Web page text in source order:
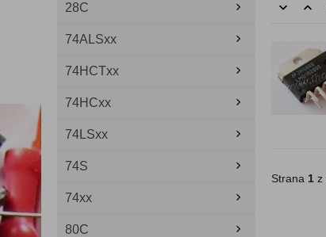
28C
74ALSxx
74HCTxx
74HCxx
74LSxx
74S
74xx
80C
Strana 1 z